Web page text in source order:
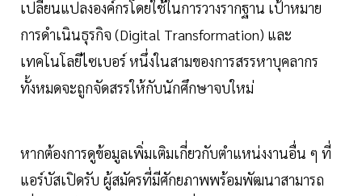
เปลี่ยนแปลงองค์กรโดยใช้ในการวางรากฐาน เป้าหมาย
การดำเนินธุรกิจ (Digital Transformation) และ
เทคโนโลยีไซเบอร์ หนึ่งในสามของการสรรหาบุคลากร
ทั้งหมดจะถูกจัดสรรให้กับนักศึกษาจบใหม่
หากต้องการดูข้อมูลเพิ่มเติมเกี่ยวกับตำแหน่งงานอื่น ๆ ที่
แอร์บัสเปิดรับ ผู้สมัครที่มีศักยภาพพร้อมพัฒนาสามารถ